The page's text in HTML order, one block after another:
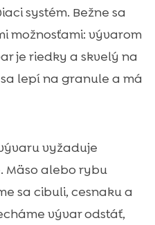
systém. Bežne sa
možnosťami: vývarom
je riedky a skvelý na
lepí na granule a má
vyžaduje
Mäso alebo rybu
sa cibuli, cesnaku a
vývar odstáť,